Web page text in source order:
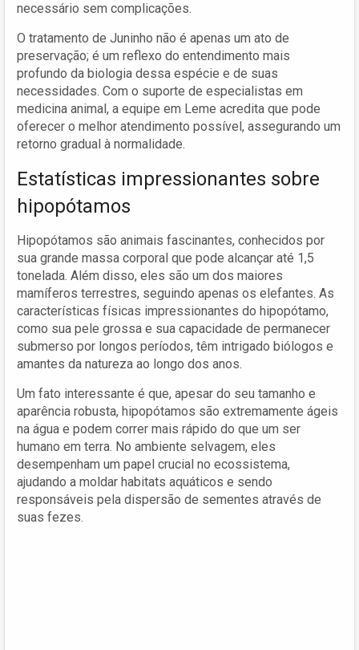
necessário sem complicações.
O tratamento de Juninho não é apenas um ato de
preservação; é um reflexo do entendimento mais
profundo da biologia dessa espécie e de suas
necessidades. Com o suporte de especialistas em
medicina animal, a equipe em Leme acredita que pode
oferecer o melhor atendimento possível, assegurando um
retorno gradual à normalidade.
Estatísticas impressionantes sobre
hipopótamos
Hipopótamos são animais fascinantes, conhecidos por
sua grande massa corporal que pode alcançar até 1,5
tonelada. Além disso, eles são um dos maiores
mamíferos terrestres, seguindo apenas os elefantes. As
características físicas impressionantes do hipopótamo,
como sua pele grossa e sua capacidade de permanecer
submerso por longos períodos, têm intrigado biólogos e
amantes da natureza ao longo dos anos.
Um fato interessante é que, apesar do seu tamanho e
aparência robusta, hipopótamos são extremamente ágeis
na água e podem correr mais rápido do que um ser
humano em terra. No ambiente selvagem, eles
desempenham um papel crucial no ecossistema,
ajudando a moldar habitats aquáticos e sendo
responsáveis pela dispersão de sementes através de
suas fezes.